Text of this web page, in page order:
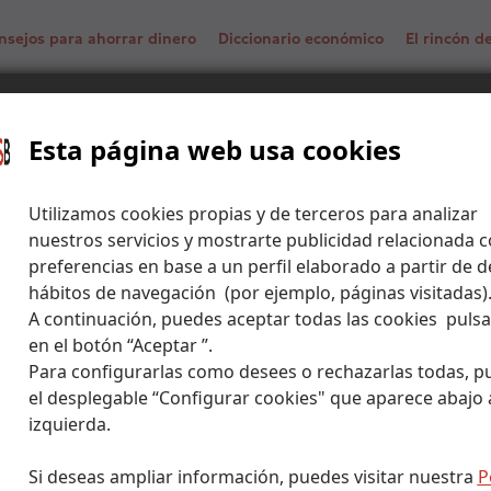
Esta página web usa cookies
Utilizamos cookies propias y de terceros para analizar
nuestros servicios y mostrarte publicidad relacionada
preferencias en base a un perfil elaborado a partir de
hábitos de navegación (por ejemplo, páginas visitadas).
A continuación, puedes aceptar todas las cookies
en el botón “Aceptar ”.
Para configurarlas como desees o rechazarlas todas,
el desplegable “Configurar cookies" que aparece abajo
izquierda.
Si deseas ampliar información, puedes visitar nuestra
para ahorrar dinero Diccionario económico El rincón